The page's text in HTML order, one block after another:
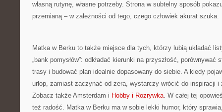
własną rutynę, własne potrzeby. Strona w subtelny sposób
przemianą – w zależności od tego, czego człowiek akurat szuka.
Matka w Berku to także miejsce dla tych, którzy lubią układać
„bank pomysłów”: odkładać kierunki na przyszłość, porównywać
trasy i budować plan idealnie dopasowany do siebie. A kiedy
urlop, zamiast zaczynać od zera, wystarczy wrócić do inspiracji i
Zobacz także Amsterdam i Hobby i Rozrywka. W całej tej
też radość. Matka w Berku ma w sobie lekki humor, który